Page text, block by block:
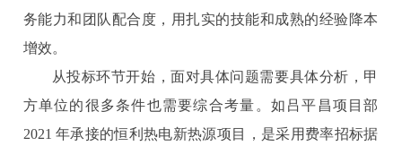
务能力和团队配合度，用扎实的技能和成熟的经验降本
增效。
从投标环节开始，面对具体问题需要具体分析，甲
方单位的很多条件也需要综合考量。如吕平昌项目部
2021 年承接的恒利热电新热源项目，是采用费率招标据